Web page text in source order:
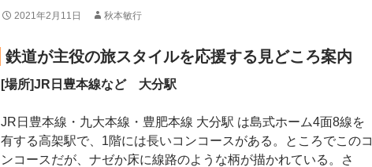
2021年2月11日 秋本敏行
鉄道が主役の旅スタイルを応援する見どころ案内
[場所]JR日豊本線など 大分駅
JR日豊本線・九大本線・豊肥本線 大分駅 は島式ホーム4面8線を
有する高架駅で、1階には長いコンコースがある。ところでこのコ
ンコースだが、ナゼか床に線路のような柄が描かれている。さ